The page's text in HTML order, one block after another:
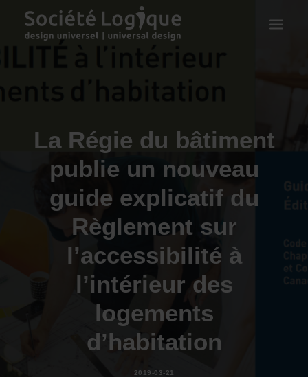
La Régie du bâtiment
publie un nouveau
guide explicatif du
Règlement sur
l’accessibilité à
l’intérieur des
logements
d’habitation
2019-03-21